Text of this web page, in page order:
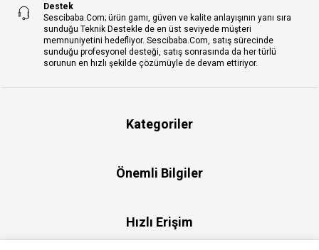
Destek
Sescibaba.Com; ürün gamı, güven ve kalite anlayışının yanı sıra
sunduğu Teknik Destekle de en üst seviyede müşteri
memnuniyetini hedefliyor. Sescibaba.Com, satış sürecinde
sunduğu profesyonel desteği, satış sonrasında da her türlü
sorunun en hızlı şekilde çözümüyle de devam ettiriyor.
Kategoriler
Önemli Bilgiler
Hızlı Erişim